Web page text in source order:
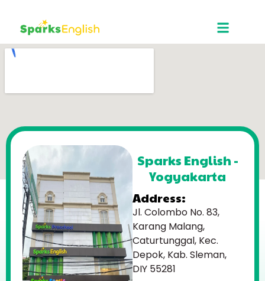
Sparks English -
Yogyakarta
Address:
Jl. Colombo No. 83,
Karang Malang,
Caturtunggal, Kec.
Depok, Kab. Sleman,
DIY 55281